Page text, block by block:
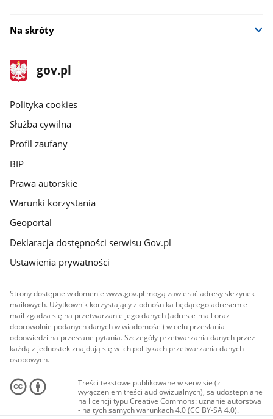
Na skróty
stopka
gov.pl
Strona
gov.pl
gov.pl
Polityka cookies
Służba cywilna
Profil zaufany
BIP
Prawa autorskie
Warunki korzystania
Geoportal
Deklaracja dostępności serwisu Gov.pl
Ustawienia prywatności
Strony dostępne w domenie www.gov.pl mogą zawierać adresy skrzynek
mailowych. Użytkownik korzystający z odnośnika będącego adresem e-
mail zgadza się na przetwarzanie jego danych (adres e-mail oraz
dobrowolnie podanych danych w wiadomości) w celu przesłania
odpowiedzi na przesłane pytania. Szczegóły przetwarzania danych przez
każdą z jednostek znajdują się w ich politykach przetwarzania danych
osobowych.
Treści tekstowe publikowane w serwisie (z
wyłączeniem treści audiowizualnych), są udostępniane
na licencji typu Creative Commons: uznanie autorstwa
- na tych samych warunkach 4.0 (CC BY-SA 4.0).